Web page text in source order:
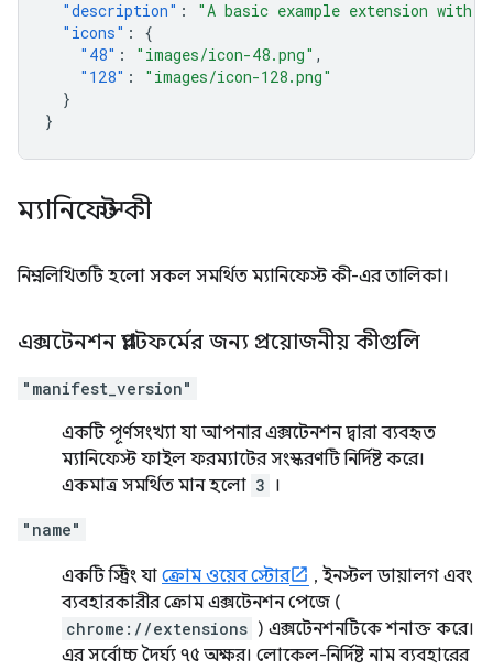
"description" :
"A basic example extension with
"icons" :
{
"48" : "images/icon-48.png" ,
"128" :
"images/icon-128.png"
}
}
ম্যানিফেস্ট কী
নিম্নলিখিতটি হলো সকল সমর্থিত ম্যানিফেস্ট কী-এর তালিকা।
এক্সটেনশন প্ল্যাটফর্মের জন্য প্রয়োজনীয় কীগুলি
"manifest_version"
একটি পূর্ণসংখ্যা যা আপনার এক্সটেনশন দ্বারা ব্যবহৃত
ম্যানিফেস্ট ফাইল ফরম্যাটের সংস্করণটি নির্দিষ্ট করে।
একমাত্র সমর্থিত মান হলো 3 ।
"name"
একটি স্ট্রিং যা ক্রোম ওয়েব স্টোর
, ইনস্টল ডায়ালগ এবং
ব্যবহারকারীর ক্রোম এক্সটেনশন পেজে (
chrome://extensions ) এক্সটেনশনটিকে শনাক্ত করে।
এর সর্বোচ্চ দৈর্ঘ্য ৭৫ অক্ষর। লোকেল-নির্দিষ্ট নাম ব্যবহারের